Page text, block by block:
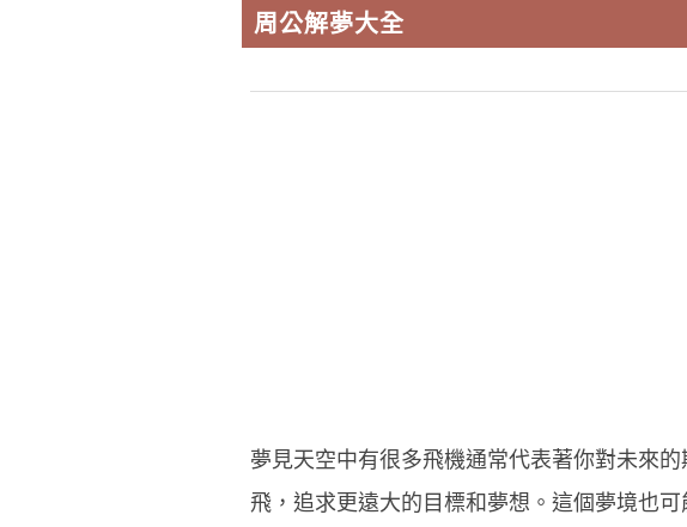
周公解夢大全
夢見天空中有很多飛機通常代表著你對未來
飛，追求更遠大的目標和夢想。這個夢境也